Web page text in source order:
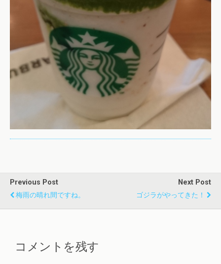
Previous Post
梅雨の晴れ間ですね。
Next Post
ゴジラがやってきた！
コメントを残す